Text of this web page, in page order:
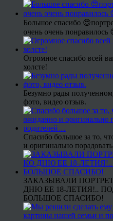
Большое спасибо
очень очень понравилось
Огромное спасибо всей
холсте!
Безумно рады
фото, видео отзыв.
Спасибо большое за то,
и оригинально
ЗАКАЗЫВАЛИ
ДНЮ ЕЕ 18-ЛЕТИЯ!..
БОЛЬШОЕ СПАСИБО!